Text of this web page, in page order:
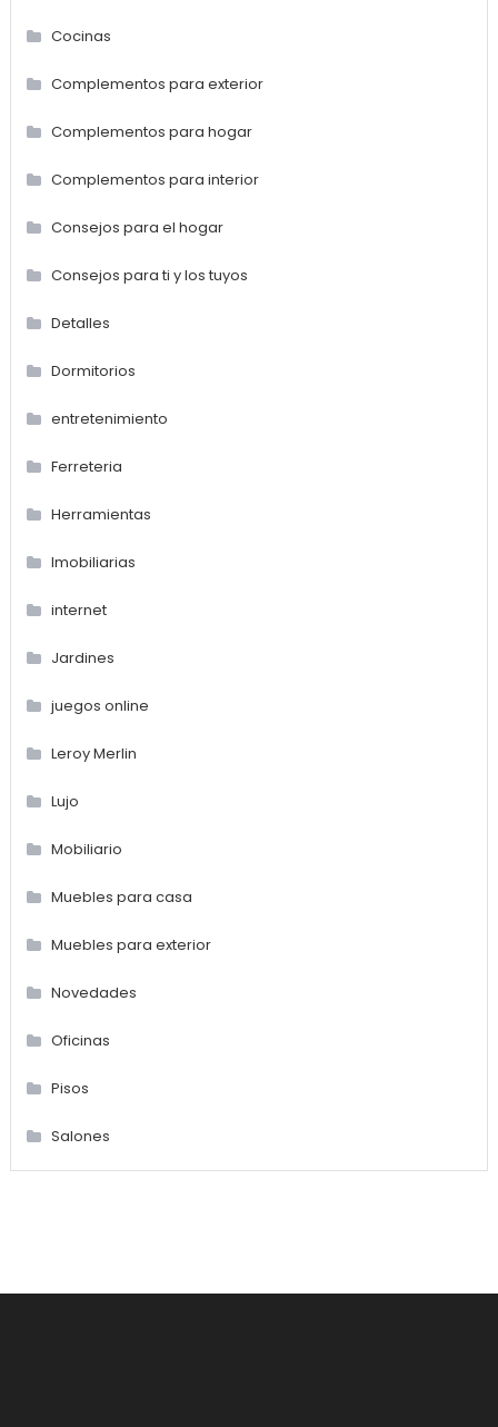
Cocinas
Complementos para exterior
Complementos para hogar
Complementos para interior
Consejos para el hogar
Consejos para ti y los tuyos
Detalles
Dormitorios
entretenimiento
Ferreteria
Herramientas
Imobiliarias
internet
Jardines
juegos online
Leroy Merlin
Lujo
Mobiliario
Muebles para casa
Muebles para exterior
Novedades
Oficinas
Pisos
Salones